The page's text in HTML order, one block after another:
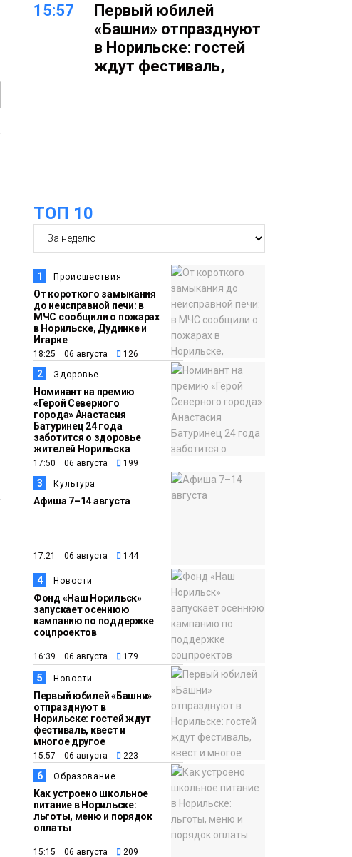
15:57
Первый юбилей
«Башни» отпразднуют
в Норильске: гостей
ждут фестиваль,
14:36
Плато
Путорана
На плато Путорана
создадут систему
наблюдения за вечной
мерзлотой и очистят
территорию от мусора
13:47
Новости
Заполярный
транспортный филиал
в Дудинке
заасфальтировал 47
тысяч «квадратов»
грузовых площадок
13:10
В Норильске лыжную
базу «Оль-Гуль»
12:25
Медиакомпании
Барнаул обошёл
Красноярск в
списке городов,
откуда приехали
норильчане
ТОП 10
1 Происшествия
От короткого замыкания
до неисправной печи: в
МЧС сообщили о пожарах
в Норильске, Дудинке и
Игарке
18:25 06 августа 126
2 Здоровье
Номинант на премию
«Герой Северного
города» Анастасия
Батуринец 24 года
заботится о здоровье
жителей Норильска
17:50 06 августа 199
3 Культура
Афиша 7–14 августа
17:21 06 августа 144
4 Новости
Фонд «Наш Норильск»
запускает осеннюю
кампанию по поддержке
соцпроектов
16:39 06 августа 179
5 Новости
Первый юбилей «Башни»
отпразднуют в
Норильске: гостей ждут
фестиваль, квест и
многое другое
15:57 06 августа 223
6 Образование
Как устроено школьное
питание в Норильске:
льготы, меню и порядок
оплаты
15:15 06 августа 209